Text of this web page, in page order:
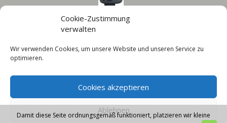
Cookie-Zustimmung
verwalten
Wir verwenden Cookies, um unsere Website und unseren Service zu
optimieren.
Cookies akzeptieren
Ablehnen
Infos
Cookie-Richtlinie (EU)
Damit diese Seite ordnungsgemäß funktioniert, platzieren wir kleine